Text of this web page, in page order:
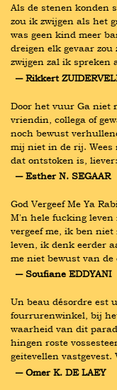
Als de stenen konden
zou ik zwijgen als het
was geen kind meer
dreigen elk gevaar
zwijgen zal ik spreken
― Rikkert
Door het vuur Ga niet
vriendin, collega of
noch bewust
mij niet in de rij.
dat ontstoken is,
― Esther N. SEGAAR
God Vergeef Me Ya
M'n hele fucking leven
vergeef me, ik ben
leven, ik denk eerder
me niet bewust van
― Soufiane EDDYANI
Un beau désordre est
fourrurenwinkel, bij
waarheid van dit
hingen roste
geitevellen
― Omer K. DE LAEY